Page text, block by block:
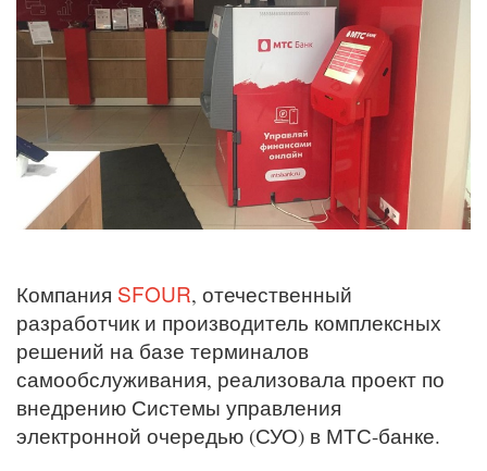
Компания SFOUR, отечественный
разработчик и производитель комплексных
решений на базе терминалов
самообслуживания, реализовала проект по
внедрению Системы управления
электронной очередью (СУО) в МТС-банке.